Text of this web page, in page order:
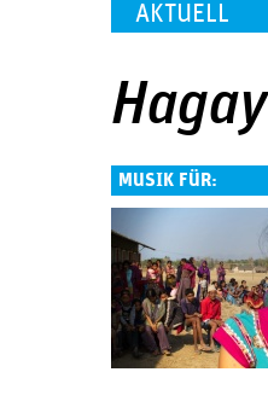
AKTUELL
MUSIK FÜR: